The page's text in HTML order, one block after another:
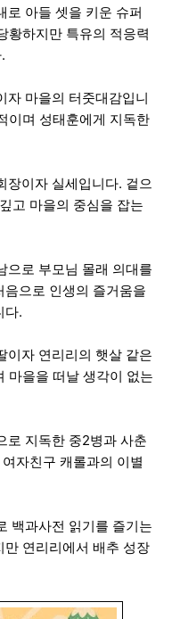
로 아들 셋을 키운 슈퍼
황하지만 특유의 적응력
자 마을의 터줏대감입니
이며 성태훈에게 지독한
장이자 실세입니다. 겉으
고 마을의 중심을 잡는
으로 부모님 몰래 의대를
으로 인생의 즐거움을
다.
이자 연리리의 햇살 같은
마을을 떠날 생각이 없는
로 지독한 중2병과 사춘
자친구 캐롤과의 이별
백과사전 읽기를 즐기는
연리리에서 배추 성장